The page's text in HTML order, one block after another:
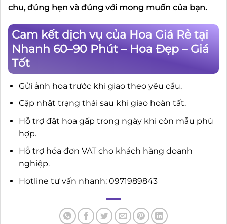
chu, đúng hẹn và đúng với mong muốn của bạn.
Cam kết dịch vụ của Hoa Giá Rẻ tại
Nhanh 60–90 Phút – Hoa Đẹp – Giá
Tốt
Gửi ảnh hoa trước khi giao theo yêu cầu.
Cập nhật trạng thái sau khi giao hoàn tất.
Hỗ trợ đặt hoa gấp trong ngày khi còn mẫu phù
hợp.
Hỗ trợ hóa đơn VAT cho khách hàng doanh
nghiệp.
Hotline tư vấn nhanh: 0971989843